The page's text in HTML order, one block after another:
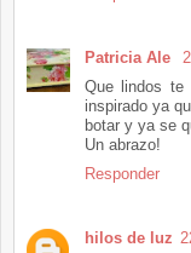
Patricia Ale
Que lindos te
inspirado ya
botar y ya se
Un abrazo!
Responder
hilos de luz